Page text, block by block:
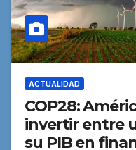
ACTUALIDAD
COP28:
invertir entre
su PIB en